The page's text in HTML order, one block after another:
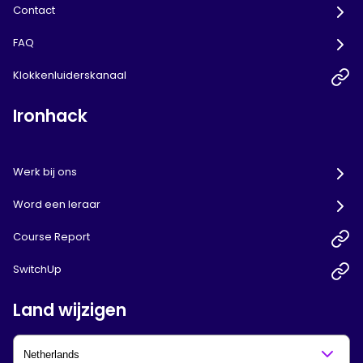
Contact
FAQ
Klokkenluiderskanaal
Ironhack
Werk bij ons
Word een leraar
Course Report
SwitchUp
Land wijzigen